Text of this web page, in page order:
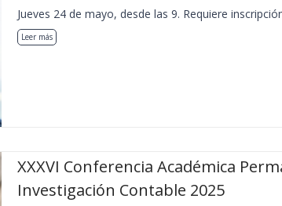
Jueves 24 de mayo, desde las 9. Requiere
Leer más
XXXVI Conferencia Académica
Investigación Contable 2025